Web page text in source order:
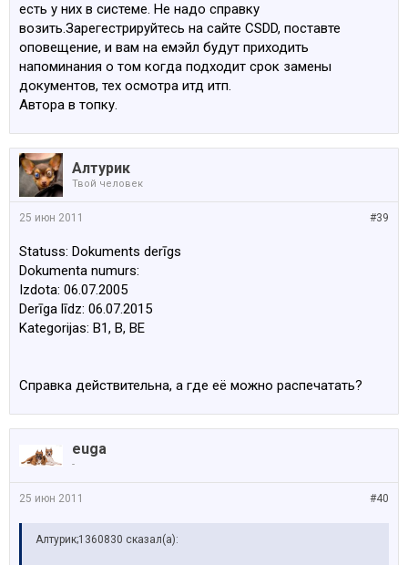
есть у них в системе. Не надо справку
возить.Зарегестрируйтесь на сайте CSDD, поставте
оповещение, и вам на емэйл будут приходить
напоминания о том когда подходит срок замены
документов, тех осмотра итд итп.
Автора в топку.
Алтурик
Твой человек
#39
25 июн 2011
Statuss: Dokuments derīgs
Dokumenta numurs:
Izdota: 06.07.2005
Derīga līdz: 06.07.2015
Kategorijas: B1, B, BE
Справка действительна, а где её можно распечатать?
euga
-
#40
25 июн 2011
Алтурик;1360830 сказал(а):